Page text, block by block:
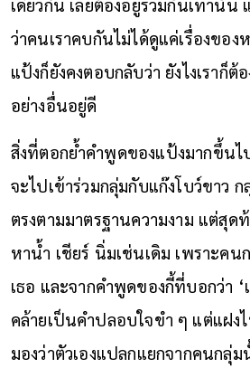
ว่าคนเราคบกันไม่ได้ดูแค่เรื่องของ
แป้งก็ยังคงตอบกลับว่า ยังไงเราก็ต้
อย่างอื่นอยู่ดี
สิ่งที่ตอกย้ำคำพูดของแป้งมากขึ้นไ
จะไปเข้าร่วมกลุ่มกับแก๊งโบว์ขาว
ตรงตามมาตรฐานความงาม แต่สุด
หาน้ำ เชียร์ นิ่มเช่นเดิม เพราะค
เธอ และจากคำพูดของกี้ที่บอกว่า ‘
คล้ายเป็นคำปลอบใจขำ ๆ แต่แฝง
มองว่าตัวเองแปลกแยกจากคนกลุ่